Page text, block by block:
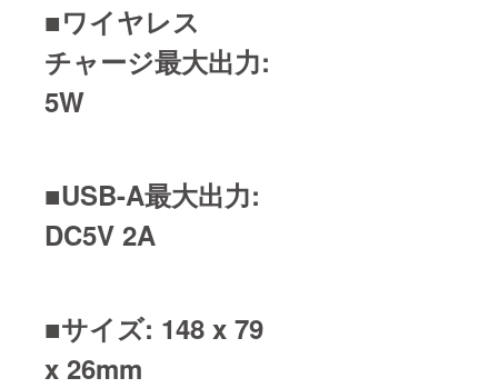
■ワイヤレス
チャージ最大出力:
5W
■USB-A最大出力:
DC5V 2A
■サイズ: 148 x 79
x 26mm